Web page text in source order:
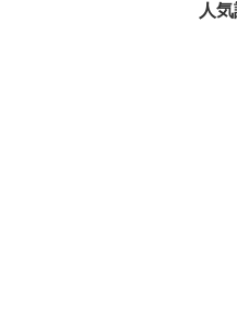
人気